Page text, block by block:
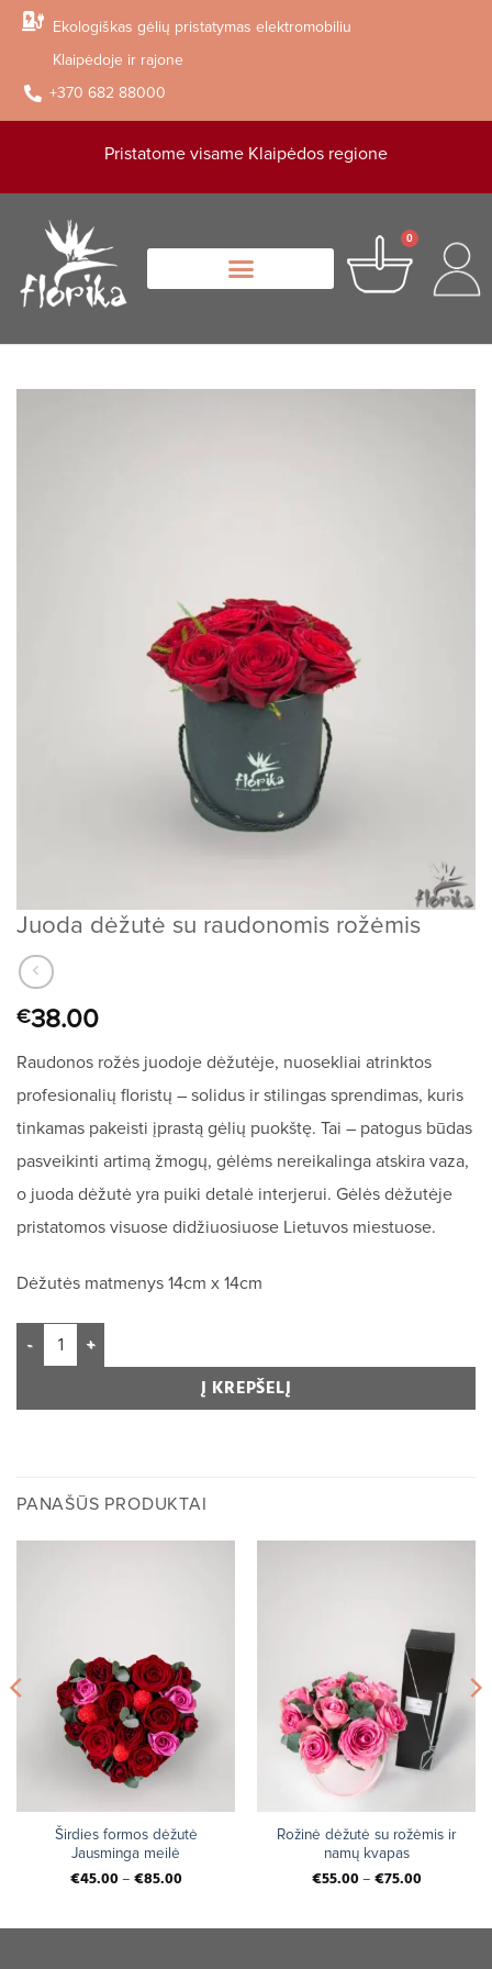
Ekologiškas gėlių pristatymas elektromobiliu
Klaipėdoje ir rajone
+370 682 88000
Pristatome visame Klaipėdos regione
0
Juoda dėžutė su raudonomis rožėmis
€38.00
Raudonos rožės juodoje dėžutėje, nuosekliai atrinktos
profesionalių floristų – solidus ir stilingas sprendimas, kuris
tinkamas pakeisti įprastą gėlių puokštę. Tai – patogus būdas
pasveikinti artimą žmogų, gėlėms nereikalinga atskira vaza,
o juoda dėžutė yra puiki detalė interjerui. Gėlės dėžutėje
pristatomos visuose didžiuosiuose Lietuvos miestuose.
Dėžutės matmenys 14cm x 14cm
Į KREPŠELĮ
PANAŠŪS PRODUKTAI
Širdies formos dėžutė
Jausminga meilė
€45.00– €85.00
Rožinė dėžutė su rožėmis ir
namų kvapas
€55.00– €75.00